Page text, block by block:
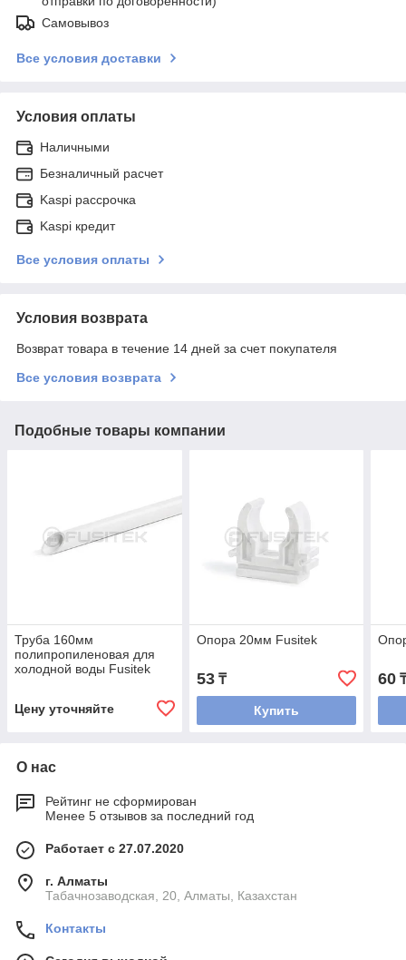
Самовывоз
Все условия доставки
Условия оплаты
Наличными
Безналичный расчет
Kaspi рассрочка
Kaspi кредит
Все условия оплаты
Условия возврата
Возврат товара в течение 14 дней за счет покупателя
Все условия возврата
Подобные товары компании
Труба 160мм
полипропиленовая для
холодной воды Fusitek
Цену уточняйте
Опора 20мм Fusitek
53₸
Купить
60
О нас
Рейтинг не сформирован
Менее 5 отзывов за последний год
Работает с 27.07.2020
г. Алматы
Табачнозаводская, 20, Алматы, Казахстан
Контакты